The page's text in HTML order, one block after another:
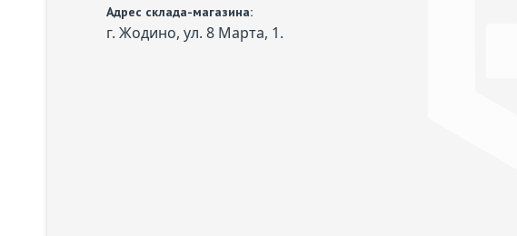
Адрес склада-магазина:
г. Жодино, ул. 8 Марта, 1.